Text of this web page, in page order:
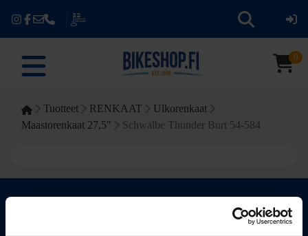
0
Tuotteet RENKAAT
Ulkorenkaat
Maastorenkaat 27,5"
Schwalbe Thunder Burt 54-584